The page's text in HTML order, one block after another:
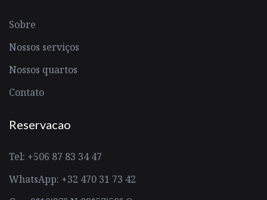
Sobre
Nossos serviços
Nossos quartos
Contato
Reservacao
Tel: +506 87 83 34 47
WhatsApp: +32 470 31 73 42